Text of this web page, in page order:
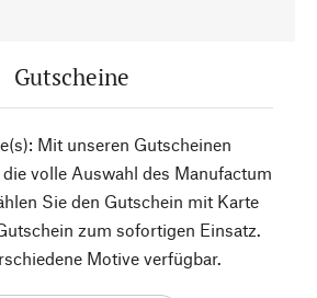
Gutscheine
Mit unseren Gutscheinen
volle Auswahl des Manufactum
Sie den Gutschein mit Karte
zum sofortigen Einsatz.
Motive verfügbar.